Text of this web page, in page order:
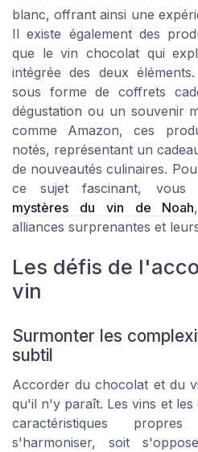
blanc, offrant ainsi une
Il existe également des
que le vin chocolat qui
intégrée des deux
sous forme de coffrets
dégustation ou un souvenir
comme Amazon, ces
notés, représentant un
de nouveautés culinaires.
ce sujet fascinant, vous
mystères du vin de Noah
alliances surprenantes et
Les défis de
vin
Surmonter les
subtil
Accorder du chocolat et du
qu'il n'y paraît. Les vins et les
caractéristiques
s'harmoniser, soit